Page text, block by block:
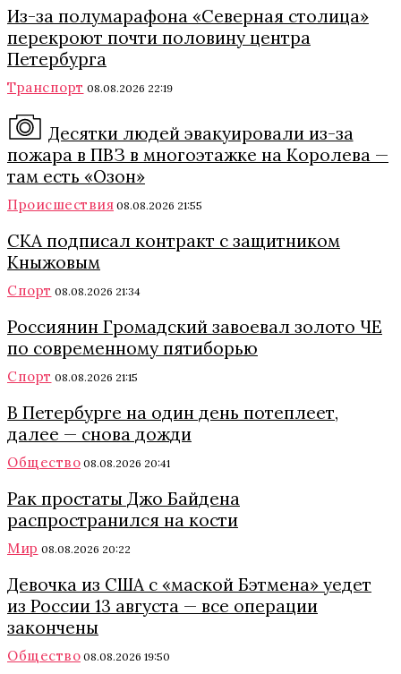
Из-за полумарафона «Северная столица»
перекроют почти половину центра
Петербурга
Транспорт 08.08.2026 22:19
Десятки людей эвакуировали из-за
пожара в ПВЗ в многоэтажке на Королева —
там есть «Озон»
Происшествия 08.08.2026 21:55
СКА подписал контракт с защитником
Кныжовым
Спорт 08.08.2026 21:34
Россиянин Громадский завоевал золото ЧЕ
по современному пятиборью
Спорт 08.08.2026 21:15
В Петербурге на один день потеплеет,
далее — снова дожди
Общество 08.08.2026 20:41
Рак простаты Джо Байдена
распространился на кости
Мир 08.08.2026 20:22
Девочка из США с «маской Бэтмена» уедет
из России 13 августа — все операции
закончены
Общество 08.08.2026 19:50